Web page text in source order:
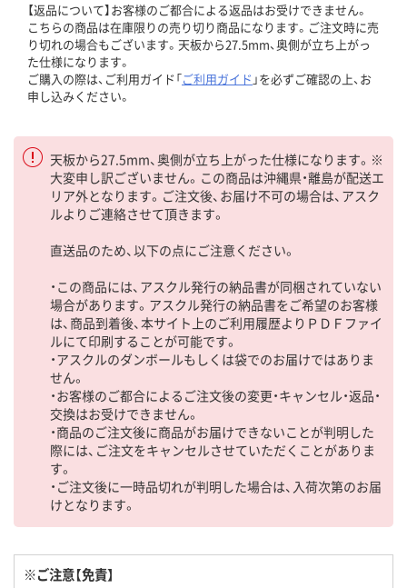
【返品について】お客様のご都合による返品はお受けできません。
こちらの商品は在庫限りの売り切り商品になります。ご注文時に売
り切れの場合もございます。天板から27.5mm、奥側が立ち上がっ
た仕様になります。
ご購入の際は、ご利用ガイド「ご利用ガイド 」を必ずご確認の上、お
申し込みください。
天板から27.5mm、奥側が立ち上がった仕様になります。※
大変申し訳ございません。この商品は沖縄県・離島が配送エ
リア外となります。ご注文後、お届け不可の場合は、アスク
ルよりご連絡させて頂きます。
直送品のため、以下の点にご注意ください。
・この商品には、アスクル発行の納品書が同梱されていない
場合があります。アスクル発行の納品書をご希望のお客様
は、商品到着後、本サイト上のご利用履歴よりＰＤＦファイ
ルにて印刷することが可能です。
・アスクルのダンボールもしくは袋でのお届けではありま
せん。
・お客様のご都合によるご注文後の変更・キャンセル・返品・
交換はお受けできません。
・商品のご注文後に商品がお届けできないことが判明した
際には、ご注文をキャンセルさせていただくことがありま
す。
・ご注文後に一時品切れが判明した場合は、入荷次第のお届
けとなります。
※ご注意【免責】